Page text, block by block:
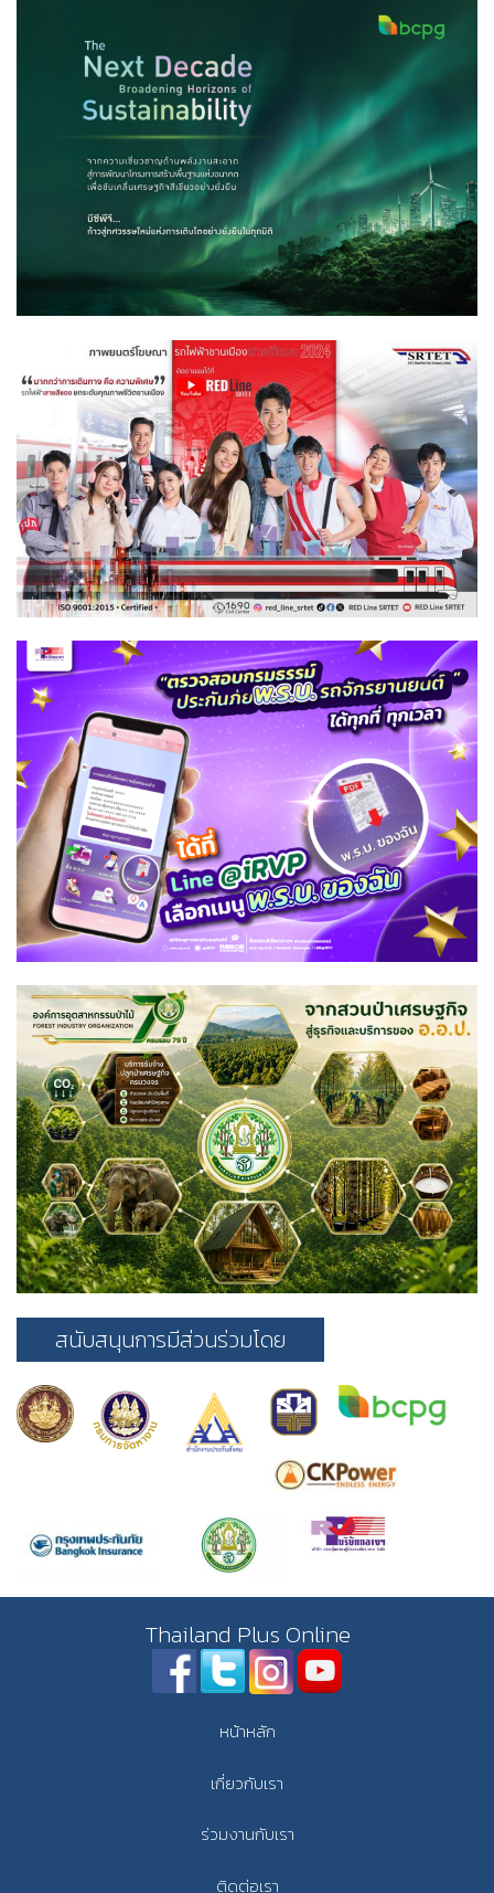
สนับสนุนการมีส่วนร่วมโดย
Thailand Plus Online
หน้าหลัก
เกี่ยวกับเรา
ร่วมงานกับเรา
ติดต่อเรา